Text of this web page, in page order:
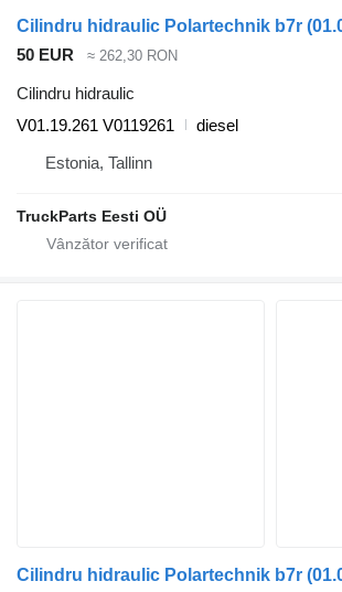
50 EUR ≈ 262,30 RON
Cilindru hidraulic
V01.19.261 V0119261
diesel
Estonia, Tallinn
TruckParts Eesti OÜ